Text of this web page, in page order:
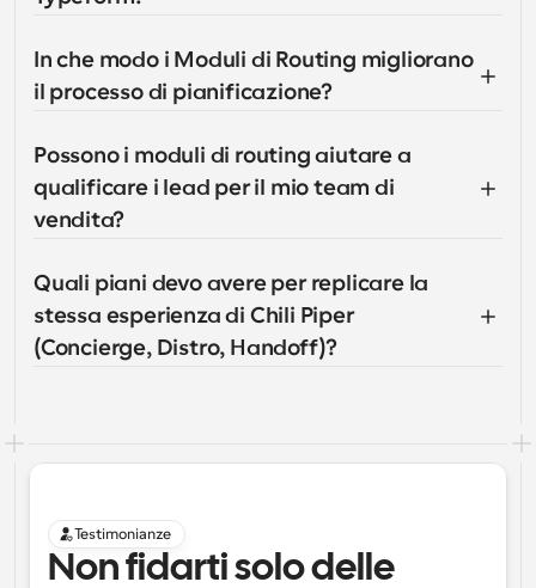
In che modo i Moduli di Routing migliorano
il processo di pianificazione?
Possono i moduli di routing aiutare a
qualificare i lead per il mio team di
vendita?
Quali piani devo avere per replicare la
stessa esperienza di Chili Piper
(Concierge, Distro, Handoff)?
Testimonianze
Non fidarti solo delle